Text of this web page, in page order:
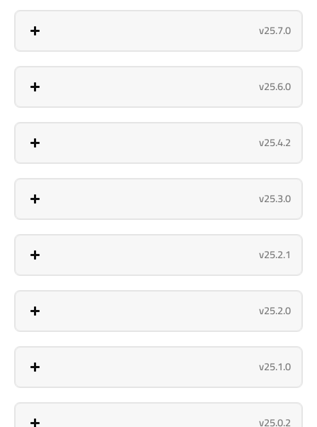
v25.7.0
v25.6.0
v25.4.2
v25.3.0
v25.2.1
v25.2.0
v25.1.0
v25.0.2